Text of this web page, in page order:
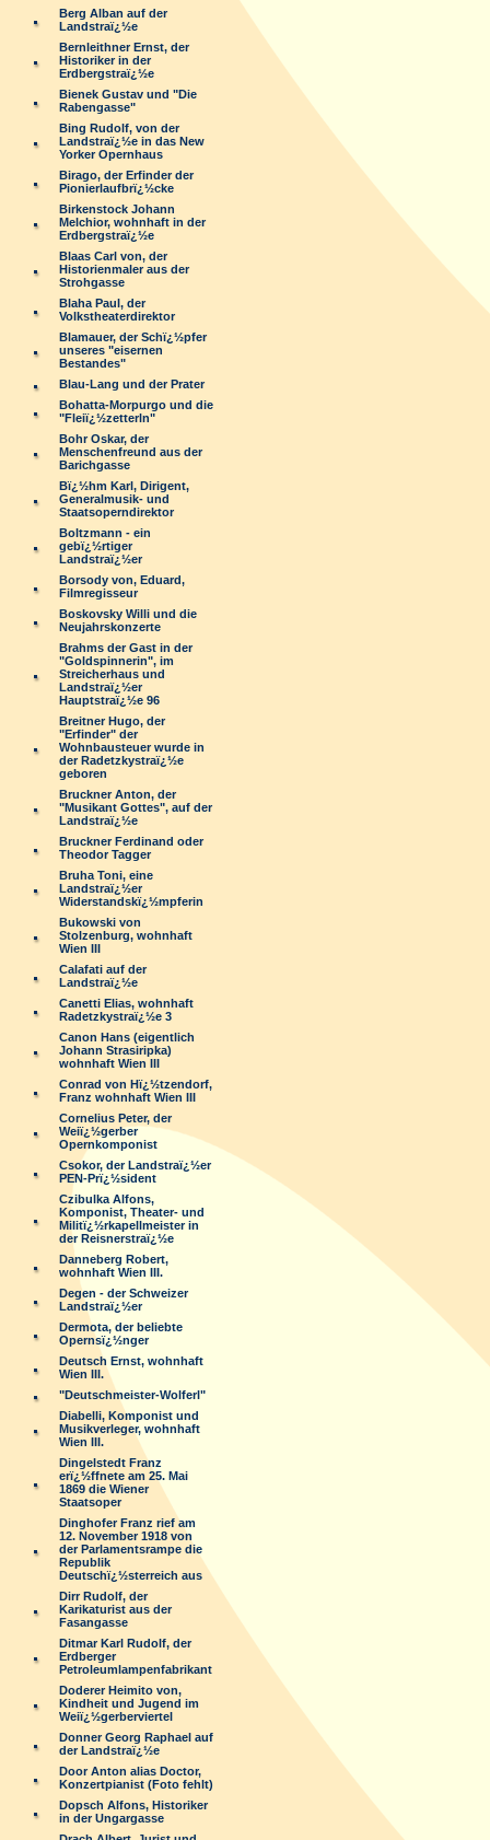
Berg Alban auf der
Landstraï¿½e
Bernleithner Ernst, der
Historiker in der
Erdbergstraï¿½e
Bienek Gustav und "Die
Rabengasse"
Bing Rudolf, von der
Landstraï¿½e in das New
Yorker Opernhaus
Birago, der Erfinder der
Pionierlaufbrï¿½cke
Birkenstock Johann
Melchior, wohnhaft in der
Erdbergstraï¿½e
Blaas Carl von, der
Historienmaler aus der
Strohgasse
Blaha Paul, der
Volkstheaterdirektor
Blamauer, der Schï¿½pfer
unseres "eisernen
Bestandes"
Blau-Lang und der Prater
Bohatta-Morpurgo und die
"Fleiï¿½zetterln"
Bohr Oskar, der
Menschenfreund aus der
Barichgasse
Bï¿½hm Karl, Dirigent,
Generalmusik- und
Staatsoperndirektor
Boltzmann - ein
gebï¿½rtiger
Landstraï¿½er
Borsody von, Eduard,
Filmregisseur
Boskovsky Willi und die
Neujahrskonzerte
Brahms der Gast in der
"Goldspinnerin", im
Streicherhaus und
Landstraï¿½er
Hauptstraï¿½e 96
Breitner Hugo, der
"Erfinder" der
Wohnbausteuer wurde in
der Radetzkystraï¿½e
geboren
Bruckner Anton, der
"Musikant Gottes", auf der
Landstraï¿½e
Bruckner Ferdinand oder
Theodor Tagger
Bruha Toni, eine
Landstraï¿½er
Widerstandskï¿½mpferin
Bukowski von
Stolzenburg, wohnhaft
Wien III
Calafati auf der
Landstraï¿½e
Canetti Elias, wohnhaft
Radetzkystraï¿½e 3
Canon Hans (eigentlich
Johann Strasiripka)
wohnhaft Wien III
Conrad von Hï¿½tzendorf,
Franz wohnhaft Wien III
Cornelius Peter, der
Weiï¿½gerber
Opernkomponist
Csokor, der Landstraï¿½er
PEN-Prï¿½sident
Czibulka Alfons,
Komponist, Theater- und
Militï¿½rkapellmeister in
der Reisnerstraï¿½e
Danneberg Robert,
wohnhaft Wien III.
Degen - der Schweizer
Landstraï¿½er
Dermota, der beliebte
Opernsï¿½nger
Deutsch Ernst, wohnhaft
Wien III.
"Deutschmeister-Wolferl"
Diabelli, Komponist und
Musikverleger, wohnhaft
Wien III.
Dingelstedt Franz
erï¿½ffnete am 25. Mai
1869 die Wiener
Staatsoper
Dinghofer Franz rief am
12. November 1918 von
der Parlamentsrampe die
Republik
Deutschï¿½sterreich aus
Dirr Rudolf, der
Karikaturist aus der
Fasangasse
Ditmar Karl Rudolf, der
Erdberger
Petroleumlampenfabrikant
Doderer Heimito von,
Kindheit und Jugend im
Weiï¿½gerberviertel
Donner Georg Raphael auf
der Landstraï¿½e
Door Anton alias Doctor,
Konzertpianist (Foto fehlt)
Dopsch Alfons, Historiker
in der Ungargasse